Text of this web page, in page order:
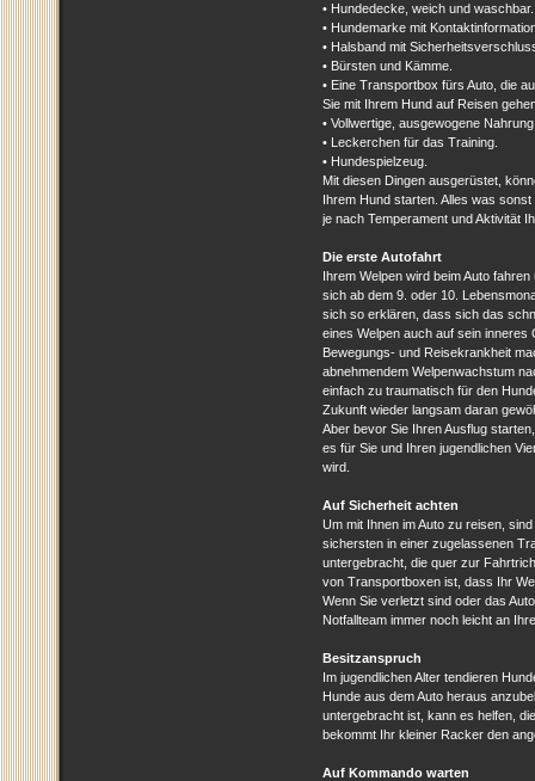
• Hundedecke, weich und waschbar.
• Hundemarke mit
• Halsband mit
• Bürsten und Kämme.
• Eine Transportbox fürs Auto, die
Sie mit Ihrem Hund auf Reisen
• Vollwertige, ausgewogene
• Leckerchen für das Training.
• Hundespielzeug.
Mit diesen Dingen ausgerüstet,
Ihrem Hund starten. Alles was
je nach Temperament und Aktivität
Die erste Autofahrt
Ihrem Welpen wird beim Auto
sich ab dem 9. oder 10.
sich so erklären, dass sich das
eines Welpen auch auf sein
Bewegungs- und Reisekrankheit
abnehmendem Welpenwachstum
einfach zu traumatisch für den
Zukunft wieder langsam daran
Aber bevor Sie Ihren Ausflug
es für Sie und Ihren jugendlichen
wird.
Auf Sicherheit achten
Um mit Ihnen im Auto zu reisen,
sichersten in einer zugelassenen
untergebracht, die quer zur
von Transportboxen ist, dass Ihr
Wenn Sie verletzt sind oder das
Notfallteam immer noch leicht an
Besitzanspruch
Im jugendlichen Alter tendieren
Hunde aus dem Auto heraus
untergebracht ist, kann es helfen,
bekommt Ihr kleiner Racker den
Auf Kommando warten